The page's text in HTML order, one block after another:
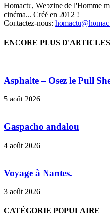
Homactu, Webzine de l'Homme
cinéma... Créé en 2012 !
Contactez-nous:
ENCORE PLUS D'ARTICLES
Asphalte – Osez le Pull
5 août 2026
Gaspacho andalou
4 août 2026
Voyage à Nantes.
3 août 2026
CATÉGORIE POPULAIRE